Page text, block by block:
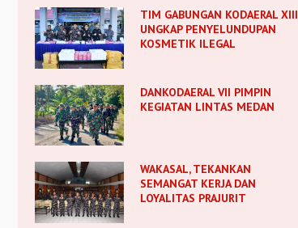
TIM GABUNGAN KODAERAL XIII
UNGKAP PENYELUNDUPAN
KOSMETIK ILEGAL
DANKODAERAL VII PIMPIN
KEGIATAN LINTAS MEDAN
WAKASAL, TEKANKAN
SEMANGAT KERJA DAN
LOYALITAS PRAJURIT